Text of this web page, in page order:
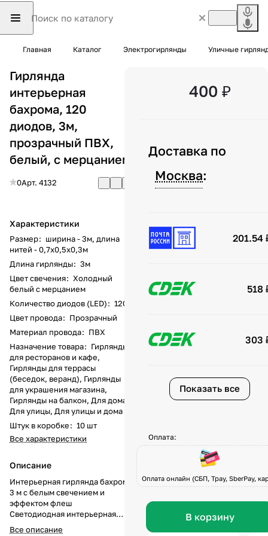
Главная Каталог Электрогирлянды Уличные
Гирлянда
интерьерная
бахрома, 120
диодов, 3м,
прозрачный ПВХ,
белый, с мерцанием
0Арт. 4132
Характеристики
Размер: ширина - 3м, длина
нитей - 0,7x0,5x0,3м
Длина гирлянды: 3м
Цвет свечения: Холодный
белый с мерцанием
Количество диодов (LED): 120
Цвет провода: Прозрачный
Материал провода: ПВХ
Назначение товара: Гирлянды
для ресторанов и кафе,
Гирлянды для террасы
(беседок, веранд), Гирлянды
для украшения магазина,
Гирлянды на балкон, Для дома,
Для улицы, Для улицы и дома
Штук в коробке: 10 шт
Все характеристики
Описание
Интерьерная гирлянда бахрома
3 м с белым свечением и
эффектом флеш
Светодиодная интерьерная
бахрома длиной 3 метра с 120
Все описание
400 ₽
Доставка по
Москва:
201.54
518
303
Показать все
Оплата:
Оплата онлайн (СБП, Tpay, SberPay,
В корзину